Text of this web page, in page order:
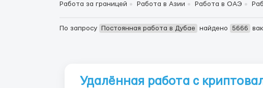
Работа за границей Работа в Азии Работа в ОАЭ
По запросу Постоянная работа в Дубае найдено 5666
Удалённая работа с